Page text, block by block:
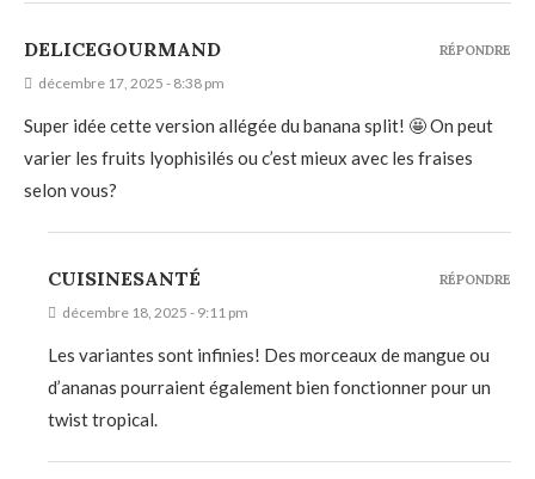
DELICEGOURMAND
décembre 17, 2025 - 8:38 pm
Super idée cette version allégée du banana split! 🤩 On peut
varier les fruits lyophisilés ou c’est mieux avec les fraises
selon vous?
RÉPONDRE
CUISINESANTÉ
décembre 18, 2025 - 9:11 pm
Les variantes sont infinies! Des morceaux de mangue ou
d’ananas pourraient également bien fonctionner pour un
twist tropical.
RÉPONDRE